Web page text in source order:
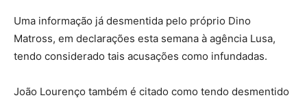
Uma informação já desmentida pelo próprio Dino
Matross, em declarações esta semana à agência Lusa,
tendo considerado tais acusações como infundadas.
João Lourenço também é citado como tendo desmentido